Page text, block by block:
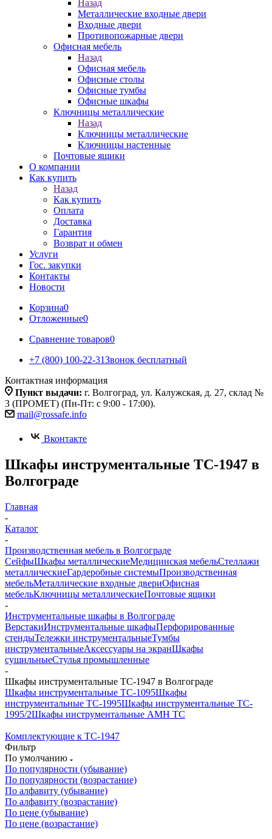
Назад
Металлические входные двери
Входные двери
Противопожарные двери
Офисная мебель
Назад
Офисная мебель
Офисные столы
Офисные тумбы
Офисные шкафы
Ключницы металлические
Назад
Ключницы металлические
Ключницы настенные
Почтовые ящики
О компании
Как купить
Назад
Как купить
Оплата
Доставка
Гарантия
Возврат и обмен
Услуги
Гос. закупки
Контакты
Новости
Корзина0
Отложенные0
Сравнение товаров0
+7 (800) 100-22-31Звонок бесплатный
Контактная информация
Пункт выдачи: г. Волгоград, ул. Калужская, д. 27, склад №
3 (ПРОМЕТ) (Пн-Пт: с 9:00 - 17:00).
mail@rossafe.info
Вконтакте
Шкафы инструментальные TC-1947 в
Волгограде
Главная
-
Каталог
-
Производственная мебель в Волгограде
СейфыШкафы металлическиеМедицинская мебельСтеллажи
металлическиеГардеробные системыПроизводственная
мебельМеталлические входные двериОфисная
мебельКлючницы металлическиеПочтовые ящики
-
Инструментальные шкафы в Волгограде
ВерстакиИнструментальные шкафыПерфорированные
стендыТележки инструментальныеТумбы
инструментальныеАксессуары на экранШкафы
сушильныеСтулья промышленные
-
Шкафы инструментальные TC-1947 в Волгограде
Шкафы инструментальные TC-1095Шкафы
инструментальные TC-1995Шкафы инструментальные TC-
1995/2Шкафы инструментальные AMH TC
Комплектующие к TC-1947
Фильтр
По умолчанию
По популярности (убывание)
По популярности (возрастание)
По алфавиту (убывание)
По алфавиту (возрастание)
По цене (убывание)
По цене (возрастание)